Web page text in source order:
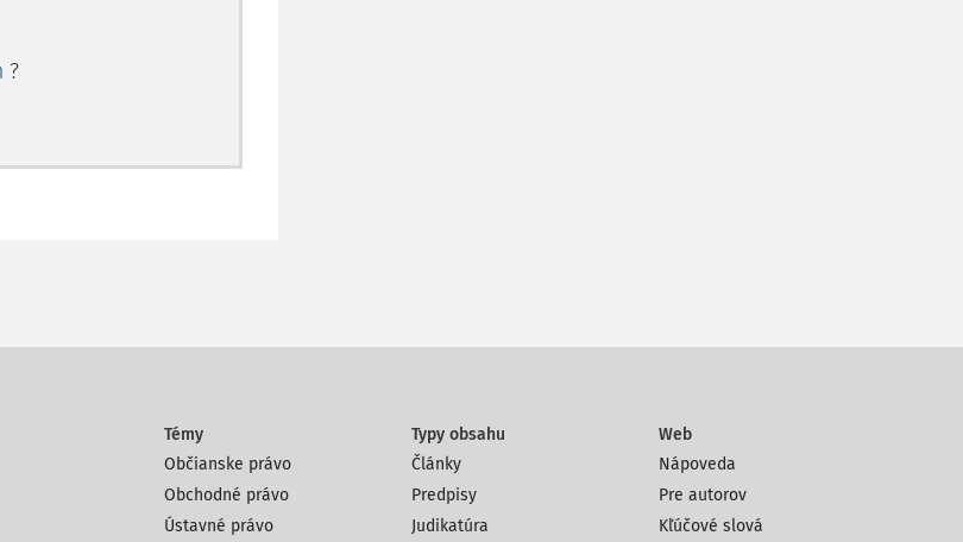
?
Témy
Občianske právo
Obchodné právo
Ústavné právo
Typy obsahu
Články
Predpisy
Judikatúra
Web
Nápoveda
Pre autorov
Kľúčové slová